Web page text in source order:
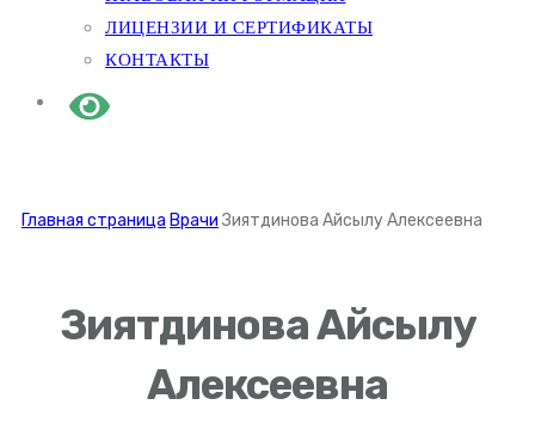
ЛИЦЕНЗИИ И СЕРТИФИКАТЫ
КОНТАКТЫ
Главная страница Врачи Зиятдинова Айсылу Алексеевна
Зиятдинова Айсылу
Алексеевна